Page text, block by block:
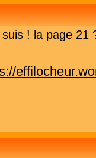
! la page 21